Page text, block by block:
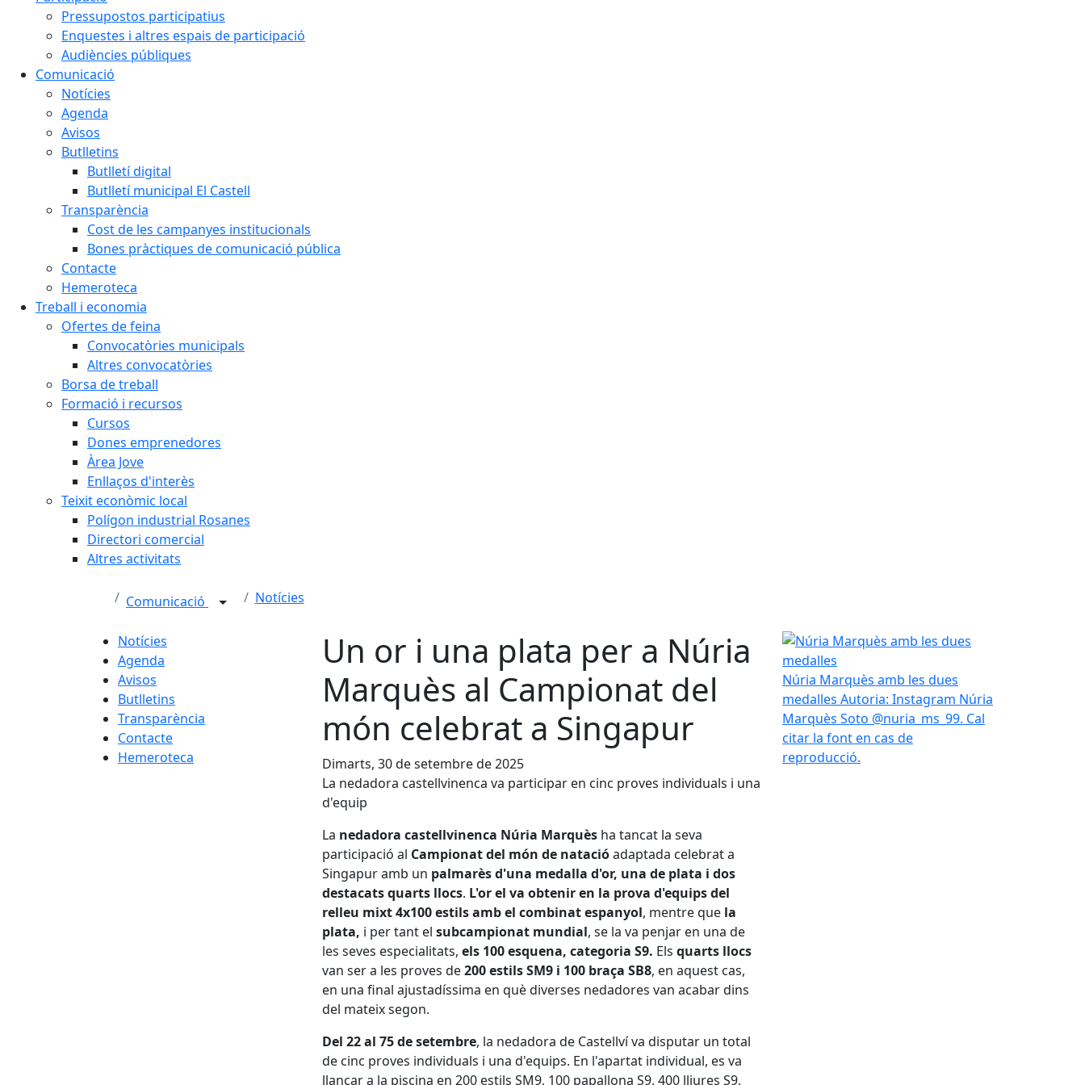
Pressupostos participatius
Enquestes i altres espais de participació
Audiències públiques
Comunicació
Notícies
Agenda
Avisos
Butlletins
Butlletí digital
Butlletí municipal El Castell
Transparència
Cost de les campanyes institucionals
Bones pràctiques de comunicació pública
Contacte
Hemeroteca
Treball i economia
Ofertes de feina
Convocatòries municipals
Altres convocatòries
Borsa de treball
Formació i recursos
Cursos
Dones emprenedores
Àrea Jove
Enllaços d'interès
Teixit econòmic local
Polígon industrial Rosanes
Directori comercial
Altres activitats
Comunicació Notícies
Notícies
Agenda
Avisos
Butlletins
Transparència
Contacte
Hemeroteca
Un or i una plata per a Núria
Marquès al Campionat del
món celebrat a Singapur
Dimarts, 30 de setembre de 2025
La nedadora castellvinenca va participar en cinc proves individuals i una
d'equip
La nedadora castellvinenca Núria Marquès ha tancat la seva
participació al Campionat del món de natacióadaptada celebrat a
Singapur amb un palmarès d'una medalla d'or, una de plata i dos
destacats quarts llocs. L'or el va obtenir en la prova d'equips del
relleu mixt 4x100 estils amb el combinat espanyol, mentre que la
plata, i per tant el subcampionat mundial, se la va penjar en una de
les seves especialitats, els 100 esquena, categoria S9. Els quarts llocs
van ser a les proves de200 estilsSM9 i 100 braça SB8, en aquest cas,
en una final ajustadíssima en què diverses nedadores van acabar dins
del mateix segon.
Del 22 al 75 de setembre, la nedadora de Castellví va disputar un total
de cinc proves individuals i una d'equips. En l'apartat individual, es va
llançar a la piscina en 200 estils SM9, 100 papallona S9, 400 lliures S9,
Núria Marquès amb les dues medalles
Núria Marquès amb les dues
medalles Autoria: Instagram Núria
Marquès Soto @nuria_ms_99. Cal
citar la font en cas de
reproducció.